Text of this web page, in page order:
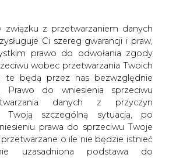
związku z przetwarzaniem danych
Ci szereg gwarancji i praw,
prawo do odwołania zgody
wobec przetwarzania Twoich
te będą przez nas bezwzględnie
Prawo do wniesienia sprzeciwu
danych z przyczyn
Twoją szczególną sytuacją, po
prawa do sprzeciwu Twoje
o ile nie będzie istnieć
uzasadniona podstawa do
szansą dla
jądrowej